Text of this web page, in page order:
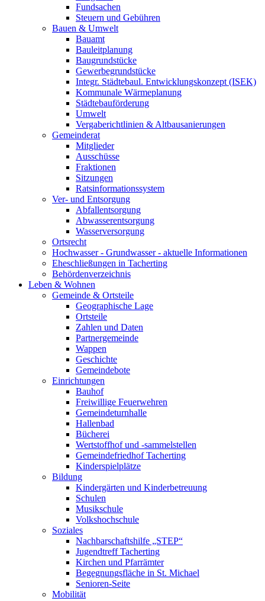
Fundsachen
Steuern und Gebühren
Bauen & Umwelt
Bauamt
Bauleitplanung
Baugrundstücke
Gewerbegrundstücke
Integr. Städtebaul. Entwicklungskonzept (ISEK)
Kommunale Wärmeplanung
Städtebauförderung
Umwelt
Vergaberichtlinien & Altbausanierungen
Gemeinderat
Mitglieder
Ausschüsse
Fraktionen
Sitzungen
Ratsinformationssystem
Ver- und Entsorgung
Abfallentsorgung
Abwasserentsorgung
Wasserversorgung
Ortsrecht
Hochwasser - Grundwasser - aktuelle Informationen
Eheschließungen in Tacherting
Behördenverzeichnis
Leben & Wohnen
Gemeinde & Ortsteile
Geographische Lage
Ortsteile
Zahlen und Daten
Partnergemeinde
Wappen
Geschichte
Gemeindebote
Einrichtungen
Bauhof
Freiwillige Feuerwehren
Gemeindeturnhalle
Hallenbad
Bücherei
Wertstoffhof und -sammelstellen
Gemeindefriedhof Tacherting
Kinderspielplätze
Bildung
Kindergärten und Kinderbetreuung
Schulen
Musikschule
Volkshochschule
Soziales
Nachbarschaftshilfe „STEP“
Jugendtreff Tacherting
Kirchen und Pfarrämter
Begegnungsfläche in St. Michael
Senioren-Seite
Mobilität